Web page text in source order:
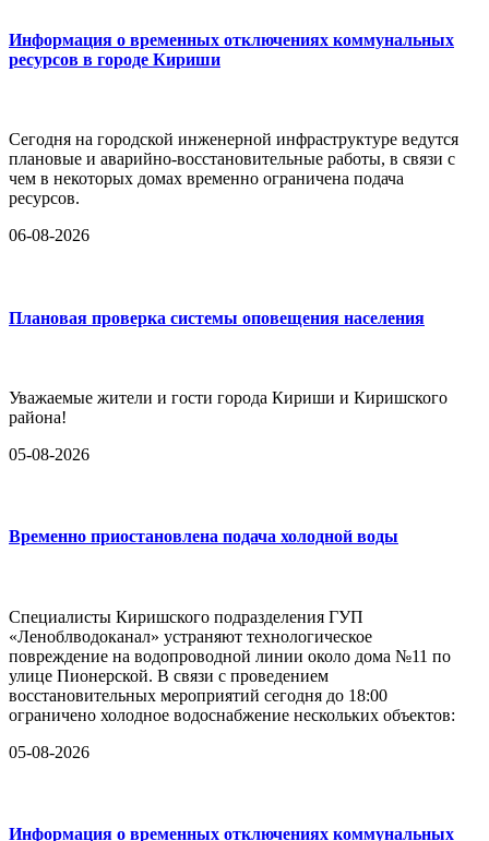
Информация о временных отключениях коммунальных
ресурсов в городе Кириши
Сегодня на городской инженерной инфраструктуре ведутся
плановые и аварийно-восстановительные работы, в связи с
чем в некоторых домах временно ограничена подача
ресурсов.
06-08-2026
Плановая проверка системы оповещения населения
Уважаемые жители и гости города Кириши и Киришского
района!
05-08-2026
Временно приостановлена подача холодной воды
Специалисты Киришского подразделения ГУП
«Леноблводоканал» устраняют технологическое
повреждение на водопроводной линии около дома №11 по
улице Пионерской. В связи с проведением
восстановительных мероприятий сегодня до 18:00
ограничено холодное водоснабжение нескольких объектов:
05-08-2026
Информация о временных отключениях коммунальных